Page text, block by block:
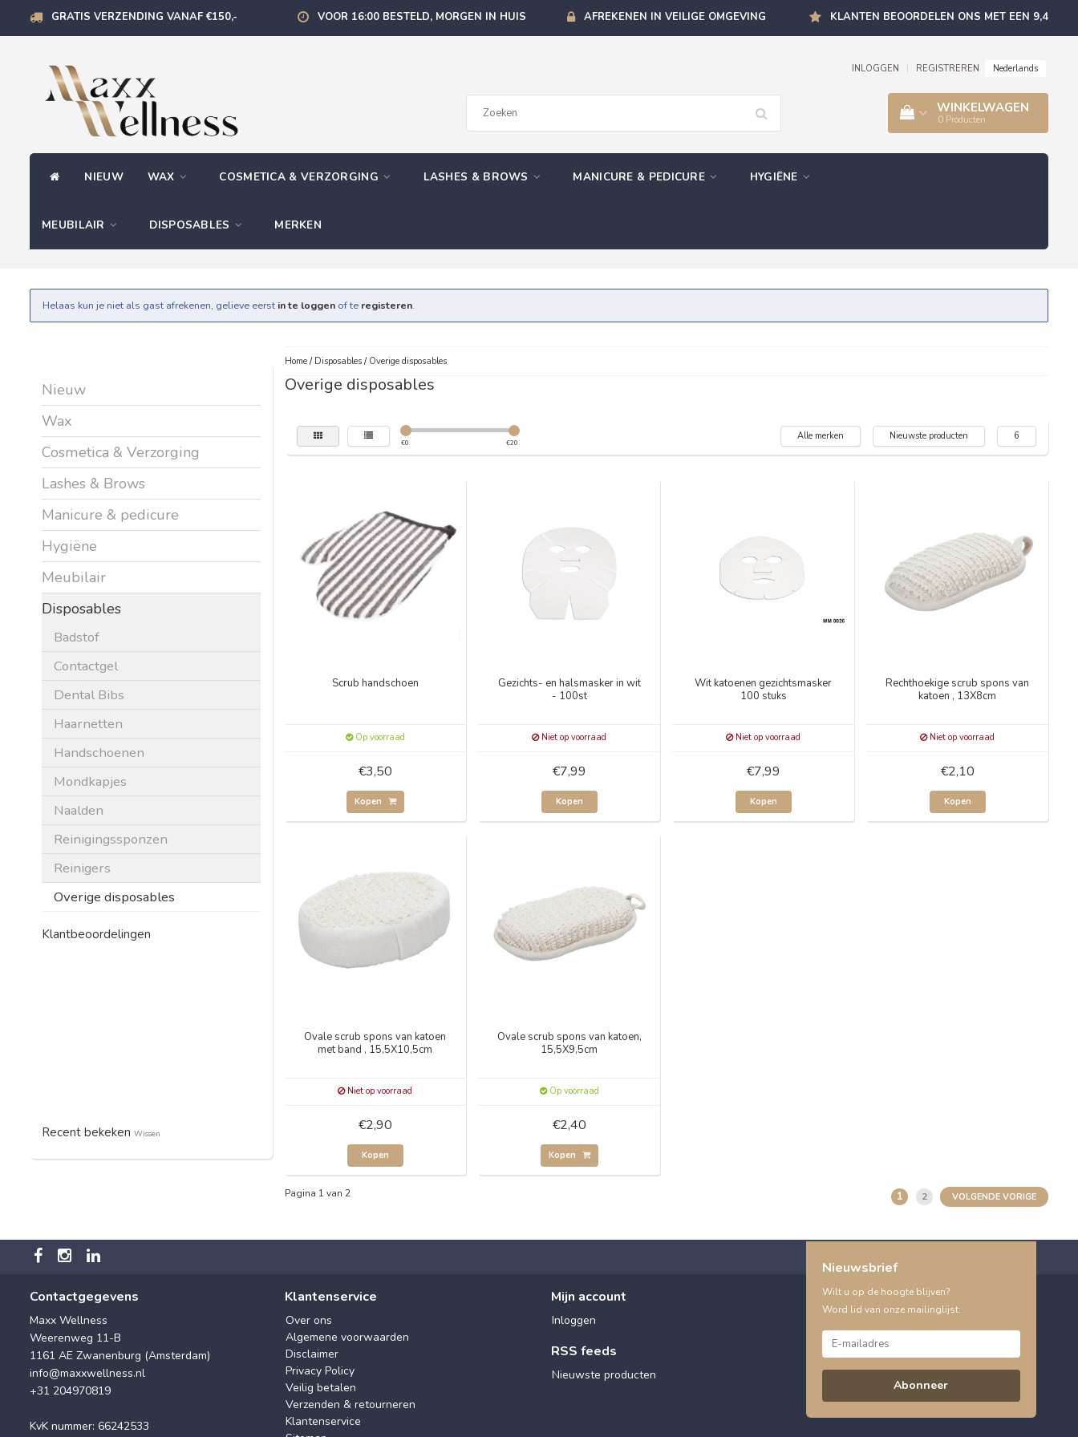
GRATIS VERZENDING VANAF €150,- VOOR 16:00 BESTELD, MORGEN IN HUIS AFREKENEN IN VEILIGE OMGEVING KLANTEN BEOORDELEN ONS MET EEN 9,4
INLOGGEN REGISTREREN Nederlands
WINKELWAGEN
0 Producten
NIEUW WAX COSMETICA & VERZORGING LASHES & BROWS MANICURE & PEDICURE HYGIËNE
MEUBILAIR DISPOSABLES MERKEN
Helaas kun je niet als gast afrekenen, gelieve eerst in te loggen of te registeren.
Nieuw
Wax
Cosmetica & Verzorging
Lashes & Brows
Manicure & pedicure
Hygiëne
Meubilair
Disposables
Badstof
Contactgel
Dental Bibs
Haarnetten
Handschoenen
Mondkapjes
Naalden
Reinigingssponzen
Reinigers
Overige disposables
Klantbeoordelingen
Recent bekeken Wissen
Home/ Disposables/ Overige disposables
Overige disposables
€0 €20
Alle merken Nieuwste producten 6
Scrub handschoen
Op voorraad
€3,50
Kopen
Gezichts- en halsmasker in wit
- 100st
Niet op voorraad
€7,99
Kopen
Wit katoenen gezichtsmasker
100 stuks
Niet op voorraad
€7,99
Kopen
Rechthoekige scrub spons van
katoen , 13X8cm
Niet op voorraad
€2,10
Kopen
Ovale scrub spons van katoen
met band , 15,5X10,5cm
Niet op voorraad
€2,90
Kopen
Ovale scrub spons van katoen,
15,5X9,5cm
Op voorraad
€2,40
Kopen
Pagina 1 van 2 1 2 VOLGENDE VORIGE
Contactgegevens
Maxx Wellness
Weerenweg 11-B
1161 AE Zwanenburg (Amsterdam)
info@maxxwellness.nl
+31 204970819
KvK nummer: 66242533
Klantenservice
Over ons
Algemene voorwaarden
Disclaimer
Privacy Policy
Veilig betalen
Verzenden & retourneren
Klantenservice
Mijn account
Inloggen
RSS feeds
Nieuwste producten
Nieuwsbrief
Wilt u op de hoogte blijven?
Word lid van onze mailinglijst:
Abonneer